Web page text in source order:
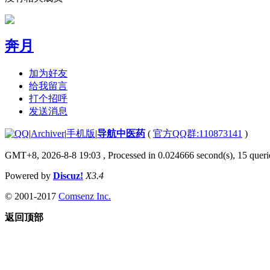
奔月
加为好友
给我留言
打个招呼
发送消息
|Archiver|手机版|导航中医药 ( 官方QQ群:110873141 )
GMT+8, 2026-8-8 19:03 , Processed in 0.024666 second(s), 15
Powered by Discuz! X3.4
© 2001-2017 Comsenz Inc.
返回顶部